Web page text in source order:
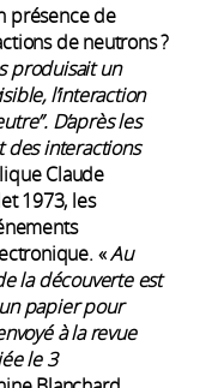
présence de
de neutrons ?
produisait un
l’interaction
D’après les
des interactions
Claude
1973, les
«Au
la découverte est
papier pour
à la revue
le 3